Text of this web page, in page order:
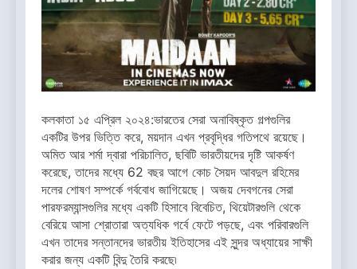
কলকাতা ১৫ এপ্রিল ২০২৪:ভারতের সেরা অনাবিষ্কৃত গল্পগুলির
একটির উপর ভিত্তি করে, ময়দান এখন প্রবৃদ্ধির গতিপথে রয়েছে।
অমিত আর শর্মা দ্বারা পরিচালিত, ছবিটি ভারতীয়দের দৃষ্টি আকর্ষণ
করেছে, তাদের মধ্যে 62 বছর আগে কোচ সৈয়দ আবদুল রহিমের
দলের শোষণ সম্পর্কে গর্ববোধ জাগিয়েছে। অজয় দেবগনের সেরা
পারফরম্যান্সগুলির মধ্যে একটি হিসাবে বিবেচিত, থিয়েটারগুলি থেকে
বেরিয়ে আসা শ্রোতারা অত্যধিক গর্বে ফেটে পড়ছে, এবং পরিবারগুলি
এখন তাদের সন্তানদের ভারতীয় ইতিহাসের এই সুন্দর অধ্যায়ের সাক্ষী
করার জন্য একটি বিন্দু তৈরি করছে৷